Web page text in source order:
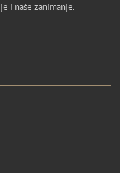
i naše zanimanje.